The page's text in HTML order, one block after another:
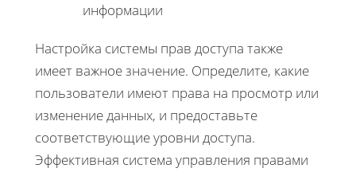
информации
Настройка системы прав доступа также
имеет важное значение. Определите, какие
пользователи имеют права на просмотр или
изменение данных, и предоставьте
соответствующие уровни доступа.
Эффективная система управления правами